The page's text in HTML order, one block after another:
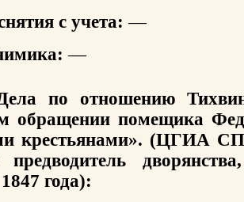
с учета: —
—
по отношению
обращении помещика
крестьянами». (ЦГИА
предводитель
года):